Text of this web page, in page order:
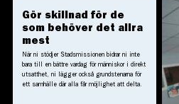
Gör skillnad för de
som behöver det allra
mest
När ni stödjer Stadsmissionen bidrar ni inte
bara till en bättre vardag för människor i direkt
utsatthet, ni lägger också grundstenarna för
ett samhälle där alla får möjlighet att delta.